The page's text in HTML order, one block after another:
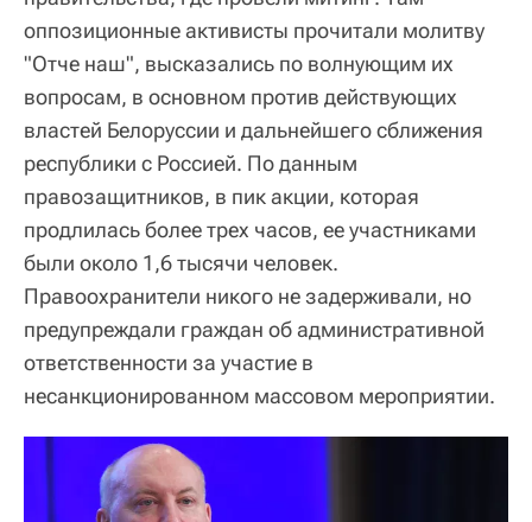
оппозиционные активисты прочитали молитву
"Отче наш", высказались по волнующим их
вопросам, в основном против действующих
властей Белоруссии и дальнейшего сближения
республики с Россией. По данным
правозащитников, в пик акции, которая
продлилась более трех часов, ее участниками
были около 1,6 тысячи человек.
Правоохранители никого не задерживали, но
предупреждали граждан об административной
ответственности за участие в
несанкционированном массовом мероприятии.